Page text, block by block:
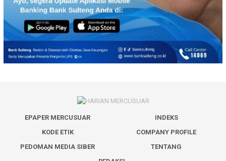
EPAPER MERCUSUAR
INDEKS
KODE ETIK
COMPANY PROFILE
PEDOMAN MEDIA SIBER
TENTANG